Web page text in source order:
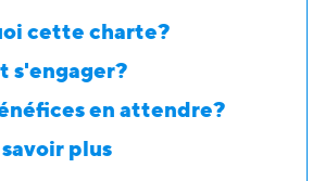
cette charte?
s'engager?
en attendre?
plus